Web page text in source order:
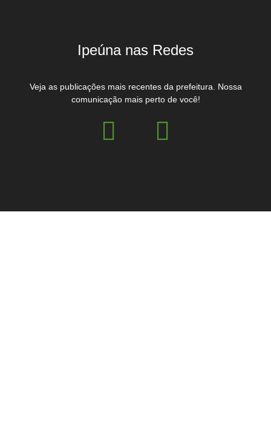
Ipeúna nas Redes
Veja as publicações mais recentes da prefeitura. Nossa
comunicação mais perto de você!